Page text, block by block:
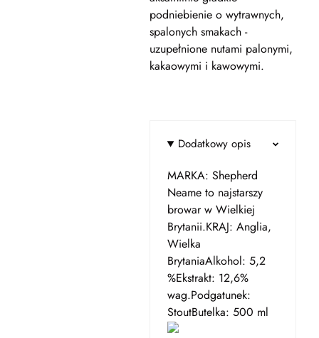
podniebienie o wytrawnych,
spalonych smakach -
uzupełnione nutami palonymi,
kakaowymi i kawowymi.
Dodatkowy opis
MARKA: Shepherd
Neame to najstarszy
browar w Wielkiej
Brytanii.KRAJ: Anglia,
Wielka
BrytaniaAlkohol: 5,2
%Ekstrakt: 12,6%
wag.Podgatunek:
StoutButelka: 500 ml